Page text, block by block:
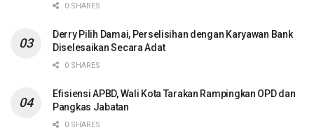
0 SHARES
Derry Pilih Damai, Perselisihan dengan Karyawan Bank
Diselesaikan Secara Adat
0 SHARES
Efisiensi APBD, Wali Kota Tarakan Rampingkan OPD dan
Pangkas Jabatan
0 SHARES